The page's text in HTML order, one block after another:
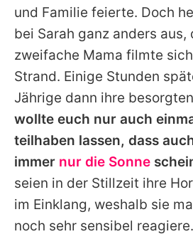
und Familie feierte. Doch
bei Sarah ganz anders aus,
zweifache Mama filmte
Strand. Einige Stunden
Jährige dann ihre
wollte euch nur auch
teilhaben lassen, dass
immer nur die Sonne
seien in der Stillzeit ihre
im Einklang, weshalb sie
noch sehr sensibel reagiere.